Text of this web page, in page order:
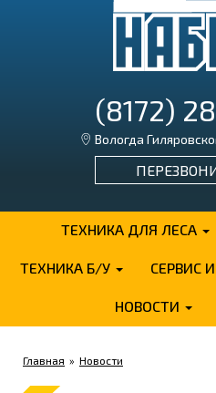
(8172)
Вологда
ТЕХНИКА ДЛЯ ЛЕСА
ТЕХНИКА Б/У СЕРВИС
НОВОСТИ
Главная » Новости